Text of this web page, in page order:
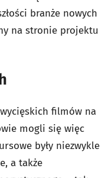
branże nowych
na stronie projektu
filmów na
mogli się więc
były niezwykle
a także